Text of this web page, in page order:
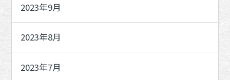
2023年9月
2023年8月
2023年7月